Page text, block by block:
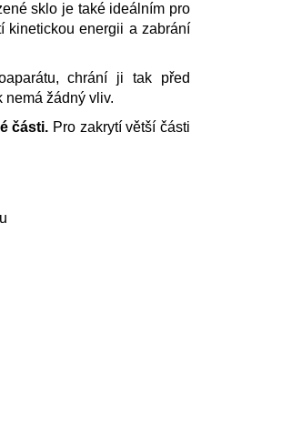
sklo je také ideálním pro
kinetickou energii a zabrání
chrání ji tak před
nemá žádný vliv.
části. Pro zakrytí větší části